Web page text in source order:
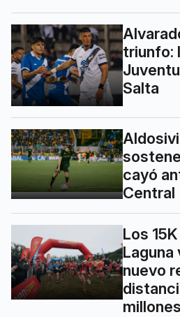
triunfo:
Salta
cayó
Central
Los
Laguna
nuevo